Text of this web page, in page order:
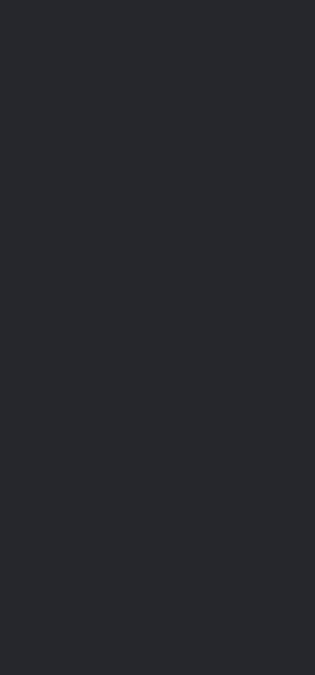
sempre collocate sui muri del
-
del vescovo Ottone Visconti
di Giustizia della Rocca di Angera -
Scuola Elementare Risorgimento il
Ravo Mattoni ha realizzato un enorme
sette. L’opera riprodotta, interamente
è il romantico
Hayez con olio su tela nel 1823.
ospita un murales dell’artista Ravo
del
di Michelangelo Merisi, il murales è
dall’amministrazione
del progetto di “Recupero del
con cui lo street artist intende
a cielo aperto. Ulteriori vivaci opere di